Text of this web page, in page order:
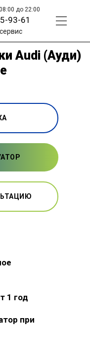
до 22:00
93-61
Audi (Ауди)
1 год
при